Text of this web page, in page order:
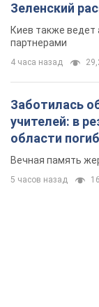
Зеленский
Киев также ведет
партнерами
4 часа назад
Заботилась
учителей: в
области
муж и внук
Вечная память
5 часов назад